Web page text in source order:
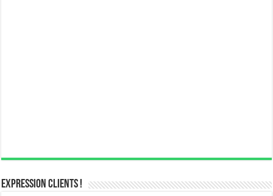
Expression Clients !